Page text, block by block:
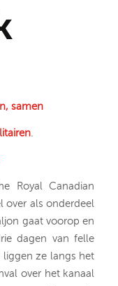
samen
.
Royal Canadian
over als onderdeel
gaat voorop en
dagen van felle
liggen ze langs het
over het kanaal